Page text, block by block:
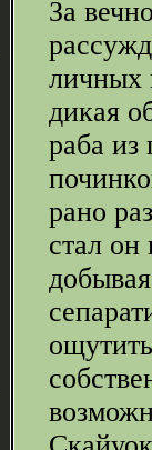
За
личных
дикая
раба из
рано
стал он